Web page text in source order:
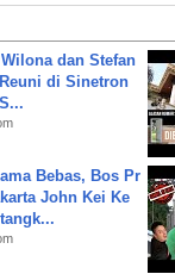
Wilona dan Stefan
di Sinetron
Bebas, Bos Pr
John Kei Ke